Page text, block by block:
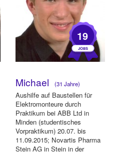
19
Michael (31 Jahre)
Aushilfe auf Baustellen für
Elektromonteure durch
Praktikum bei ABB Ltd in
Minden (studentisches
Vorpraktikum) 20.07. bis
11.09.2015; Novartis Pharma
Stein AG in Stein in der